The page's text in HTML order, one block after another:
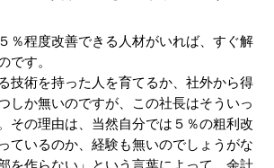
％程度改善できる人材がいれば、すぐ解
です。
技術を持った人を育てるか、社外から得
しか無いのですが、この社長はそういっ
その理由は、当然自分では５％の粗利改
ているのか、経験も無いのでしょうがな